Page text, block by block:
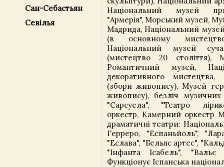
Сан-Себастьян
Севілья
Національний музей
"Армерія", Морський музей,
Мадрида, Національний
(в основному
Національний музей
(мистецтво 20 століття),
Романтичний музей,
декоративного
(збори живопису), Музей
живопису), безліч
"Сарсуела", "Театро
оркестр, Камерний оркестр
драматичні театри:
Герреро, "Еспаньйоль",
"Еслава", "Бельяс артес",
"Інфанта Ісабель",
Функціонує Іспанська